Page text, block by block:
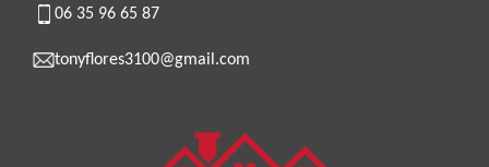
06 35 96 65 87
tonyflores3100@gmail.com